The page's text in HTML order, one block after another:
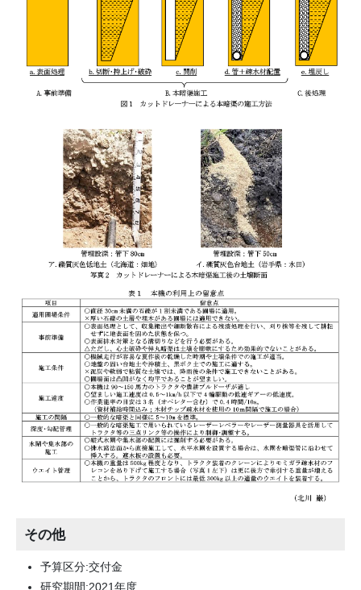
その他
予算区分:交付金
研究期間:2021年度